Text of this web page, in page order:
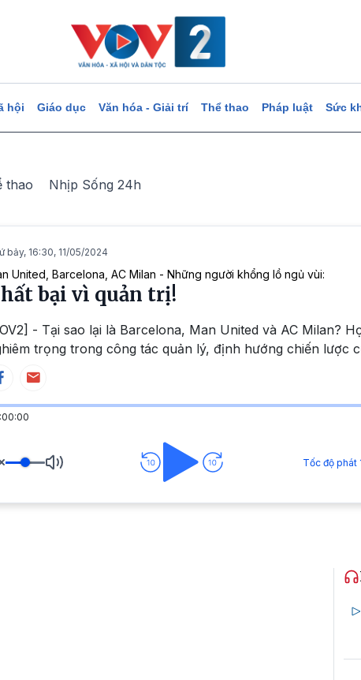
hội Giáo dục Văn hóa - Giải trí Thể thao Pháp luật Sức
thao Nhịp Sống 24h
bảy, 16:30, 11/05/2024
United, Barcelona, AC Milan - Những người khổng lồ ngủ vùi:
bại vì quản trị!
- Tại sao lại là Barcelona, Man United và AC Milan?
trọng trong công tác quản lý, định hướng chiến lược